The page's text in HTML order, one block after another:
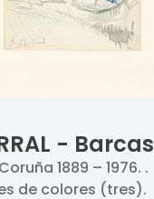
- Barcas
Coruña 1889 – 1976. .
de colores (tres).